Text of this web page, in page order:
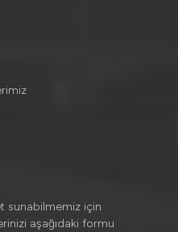
sunabilmemiz için
aşağıdaki formu